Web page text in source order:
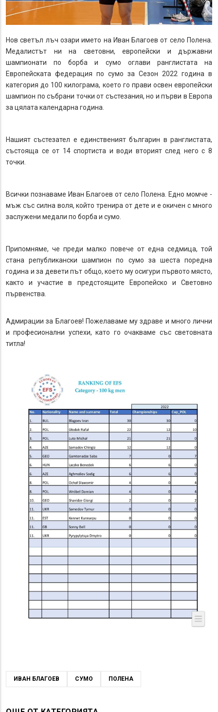
Нов светъл лъч озари името на Иван Благоев от село Полена.
Медалистът ни на световни, европейски и държавни
шампионати по борба и сумо оглави ранглистата на
Европейската федерация по сумо за Сезон 2022 година в
категория до 100 килограма, което го прави освен европейски
шампион по събрани точки от състезания, но и първи в Европа
за цялата календарна година.
Нашият състезател е единственият българин в ранглистата,
състояща се от 14 спортиста и води вторият след него с 8
точки.
Всички познаваме Иван Благоев от село Полена. Едно момче -
мъж със силна воля, който тренира от дете и е окичен с много
заслужени медали по борба и сумо.
Припомняме, че преди малко повече от една седмица, той
стана републикански шампион по сумо за шеста поредна
година и за девети път общо, което му осигури първото място,
както и участие в предстоящите Европейско и Световно
първенства.
Адмирации за Благоев! Пожелаваме му здраве и много лични
и професионални успехи, като го очакваме със световната
титла!
ИВАН БЛАГОЕВ СУМО ПОЛЕНА